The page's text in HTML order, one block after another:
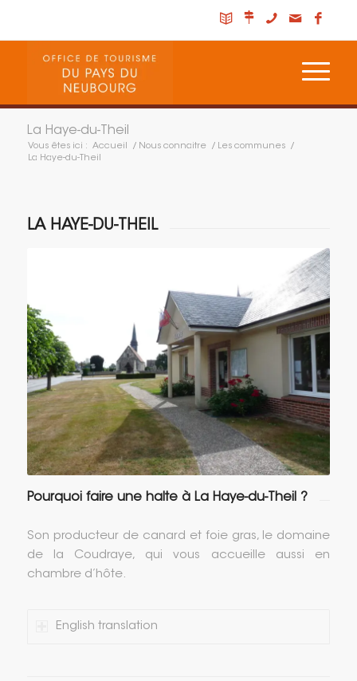
La Haye-du-Theil
Vous êtes ici : Accueil / Nous connaitre / Les communes
/
La Haye-du-Theil
LA HAYE-DU-THEIL
Pourquoi faire une halte à La Haye-du-Theil ?
Son producteur de canard et foie gras, le domaine
de la Coudraye, qui vous accueille aussi en
chambre d’hôte.
English translation